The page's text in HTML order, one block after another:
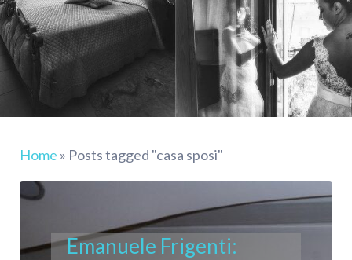
Home » Posts tagged "casa sposi"
Emanuele Frigenti: